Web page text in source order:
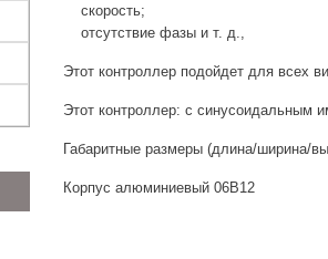
скорость;
отсутствие фазы и т. д.,
Этот контроллер подойдет для всех
Этот контроллер: с синусоидальным
Габаритные размеры (длина/ширина/
Корпус алюминиевый 06В12